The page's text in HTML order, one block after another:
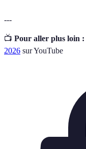
---
📺 Pour aller plus loin :
2026 sur YouTube